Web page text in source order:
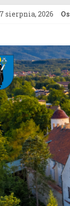
sierpnia, 2026